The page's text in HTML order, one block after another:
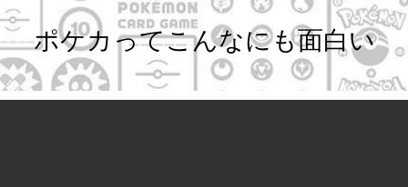
ポケカってこんなにも面白い